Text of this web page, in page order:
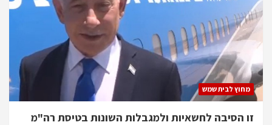
מחוץ לבית שמש
זו הסיבה לחשאיות ולמגבלות השונות בטיסת רה"מ